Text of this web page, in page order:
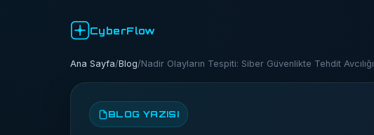
CyberFlow
Ana Sayfa/Blog/Nadir Olayların Tespiti: Siber Güvenlikte Tehdit Avcılığı
BLOG YAZISI